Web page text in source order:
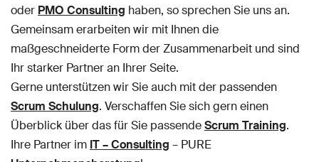
oder PMO Consulting haben, so sprechen Sie uns an.
Gemeinsam erarbeiten wir mit Ihnen die
maßgeschneiderte Form der Zusammenarbeit und sind
Ihr starker Partner an Ihrer Seite.
Gerne unterstützen wir Sie auch mit der passenden
Scrum Schulung. Verschaffen Sie sich gern einen
Überblick über das für Sie passendeScrum Training.
Ihre Partner im IT – Consulting – PURE